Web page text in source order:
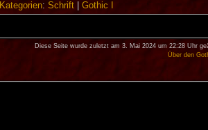
Kategorien: Schrift| Gothic I
Diese Seite wurde zuletzt am 3. Mai 2024 um 22:28 Uhr
Über den